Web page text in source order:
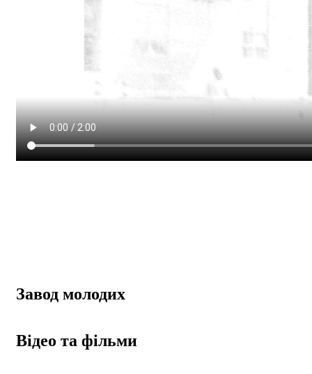
Завод молодих
Відео та фільми